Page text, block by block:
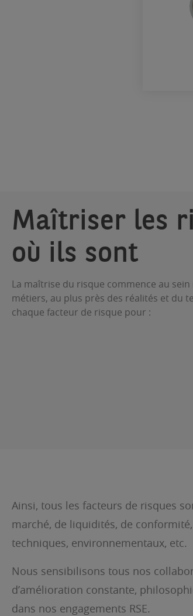
Maîtriser les
où ils sont
La maîtrise du risque commence au
métiers, au plus près des réalités et du
chaque facteur de risque pour :
Ainsi, tous les facteurs de risques
marché, de liquidités, de
techniques, environnementaux, etc.
Nous sensibilisons tous nos
d’amélioration constante,
dans nos engagements RSE.